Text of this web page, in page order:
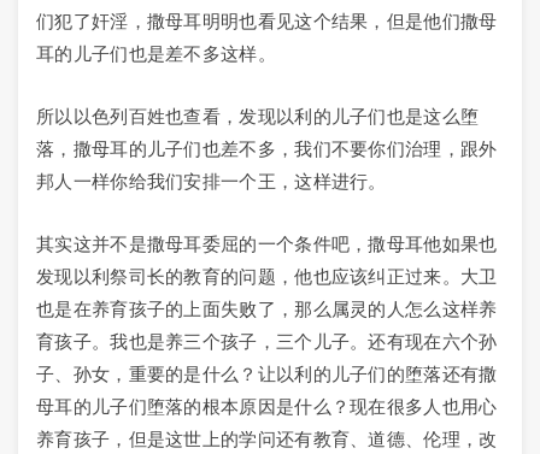
们犯了奸淫，撒母耳明明也看见这个结果，但是他们撒母
耳的儿子们也是差不多这样。
所以以色列百姓也查看，发现以利的儿子们也是这么堕
落，撒母耳的儿子们也差不多，我们不要你们治理，跟外
邦人一样你给我们安排一个王，这样进行。
其实这并不是撒母耳委屈的一个条件吧，撒母耳他如果也
发现以利祭司长的教育的问题，他也应该纠正过来。大卫
也是在养育孩子的上面失败了，那么属灵的人怎么这样养
育孩子。我也是养三个孩子，三个儿子。还有现在六个孙
子、孙女，重要的是什么？让以利的儿子们的堕落还有撒
母耳的儿子们堕落的根本原因是什么？现在很多人也用心
养育孩子，但是这世上的学问还有教育、道德、伦理，改